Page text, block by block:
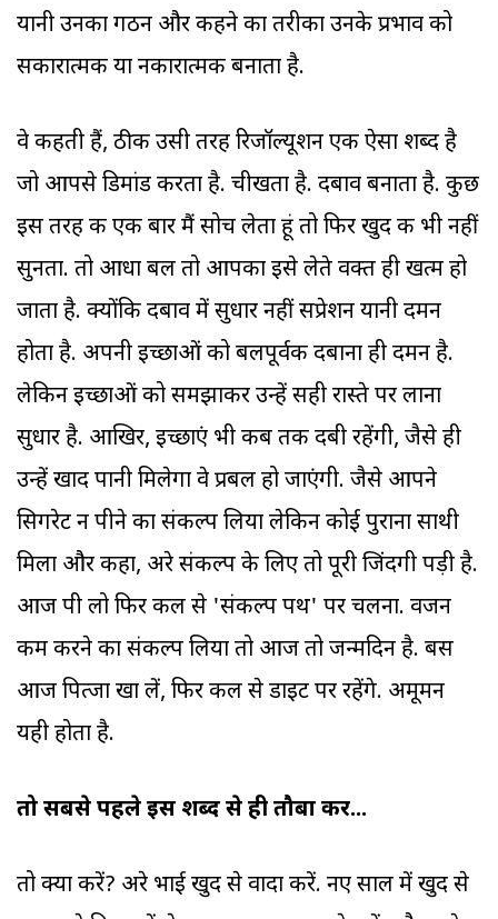
यानी उनका गठन और कहने का तरीका उनके प्रभाव को
सकारात्मक या नकारात्मक बनाता है.
वे कहती हैं, ठीक उसी तरह रिजॉल्यूशन एक ऐसा शब्द है
जो आपसे डिमांड करता है. चीखता है. दबाव बनाता है. कुछ
इस तरह की एक बार मैं सोच लेता हूं तो फिर खुद की भी नहीं
सुनता. तो आधा बल तो आपका इसे लेते वक्त ही खत्म हो
जाता है. क्योंकि दबाव में सुधार नहीं सप्रेशन यानी दमन
होता है. अपनी इच्छाओं को बलपूर्वक दबाना ही दमन है.
लेकिन इच्छाओं को समझाकर उन्हें सही रास्ते पर लाना
सुधार है. आखिर, इच्छाएं भी कब तक दबी रहेंगी, जैसे ही
उन्हें खाद पानी मिलेगा वे प्रबल हो जाएंगी. जैसे आपने
सिगरेट न पीने का संकल्प लिया लेकिन कोई पुराना साथी
मिला और कहा, अरे संकल्प के लिए तो पूरी जिंदगी पड़ी है.
आज पी लो फिर कल से 'संकल्प पथ' पर चलना. वजन
कम करने का संकल्प लिया तो आज तो जन्मदिन है. बस
आज पित्जा खा लें, फिर कल से डाइट पर रहेंगे. अमूमन
यही होता है.
तो सबसे पहले इस शब्द से ही तौबा करें...
तो क्या करें? अरे भाई खुद से वादा करें. नए साल में खुद से